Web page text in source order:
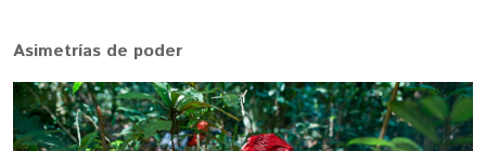
Asimetrías de poder